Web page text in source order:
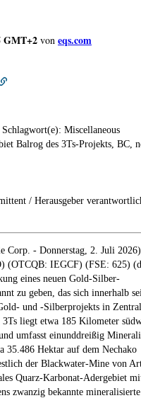
GMT+2 von eqs.com
Miscellaneous
Balrog des 3Ts-Projekts, BC,
/ Herausgeber
Corp. - Donnerstag, 2. Juli
(OTCQB: IEGCF) (FSE: 625)
eines neuen Gold-Silber-
zu geben, das sich innerhalb
und -Silberprojekts in
liegt etwa 185 Kilometer
umfasst einunddreißig
35.486 Hektar auf dem Nechako
der Blackwater-Mine von
Quarz-Karbonat-Adergebiet
zwanzig bekannte